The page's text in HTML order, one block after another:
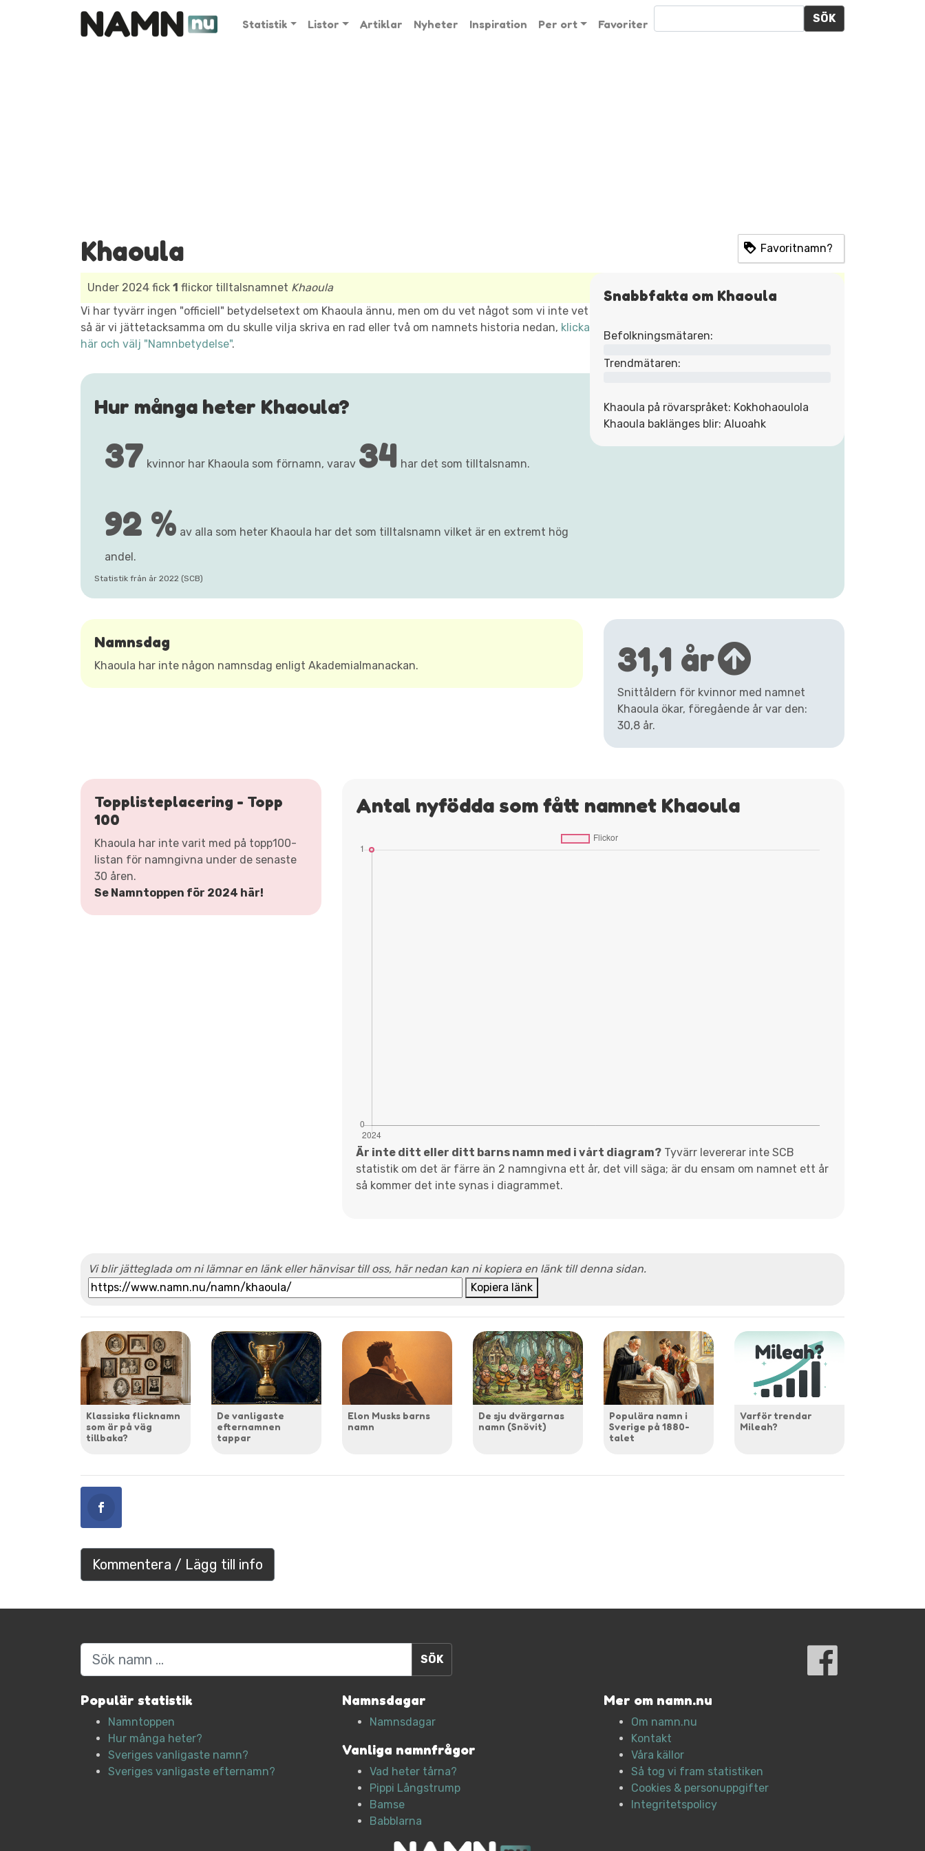
Statistik Listor Artiklar Nyheter Inspiration Per ort Favoriter SÖK
Khaoula Favoritnamn?
Snabbfakta om Khaoula
Befolkningsmätaren:
Trendmätaren:
Khaoula på rövarspråket: Kokhohaoulola
Khaoula baklänges blir: Aluoahk
Under 2024 fick 1 flickor tilltalsnamnet Khaoula
Vi har tyvärr ingen "officiell" betydelsetext om Khaoula ännu, men om du vet något som vi inte vet
så är vi jättetacksamma om du skulle vilja skriva en rad eller två om namnets historia nedan, klicka
här och välj "Namnbetydelse".
Hur många heter Khaoula?
37 kvinnor har Khaoula som förnamn, varav 34 har det som tilltalsnamn.
92 % av alla som heter Khaoula har det som tilltalsnamn vilket är en extremt hög
andel.
Statistik från år 2022 (SCB)
Namnsdag
Khaoula har inte någon namnsdag enligt Akademialmanackan. 31,1 år
Snittåldern för kvinnor med namnet
Khaoula ökar, föregående år var den:
30,8 år.
Topplisteplacering - Topp
100
Khaoula har inte varit med på topp100-
listan för namngivna under de senaste
30 åren.
Se Namntoppen för 2024 här!
Antal nyfödda som fått namnet Khaoula
Är inte ditt eller ditt barns namn med i vårt diagram?Tyvärr levererar inte SCB
statistik om det är färre än 2 namngivna ett år, det vill säga; är du ensam om namnet ett år
så kommer det inte synas i diagrammet.
Vi blir jätteglada om ni lämnar en länk eller hänvisar till oss, här nedan kan ni kopiera en länk till denna sidan.
Kopiera länk
Klassiska flicknamn
som är på väg
tillbaka?
De vanligaste
efternamnen
tappar
Elon Musks barns
namn
De sju dvärgarnas
namn (Snövit)
Populära namn i
Sverige på 1880-
talet
Varför trendar
Mileah?
Kommentera / Lägg till info
Sök
Populär statistik
Namntoppen
Hur många heter?
Sveriges vanligaste namn?
Sveriges vanligaste efternamn?
Namnsdagar
Namnsdagar
Vanliga namnfrågor
Vad heter tårna?
Pippi Långstrump
Bamse
Babblarna
Mer om namn.nu
Om namn.nu
Kontakt
Våra källor
Så tog vi fram statistiken
Cookies & personuppgifter
Integritetspolicy